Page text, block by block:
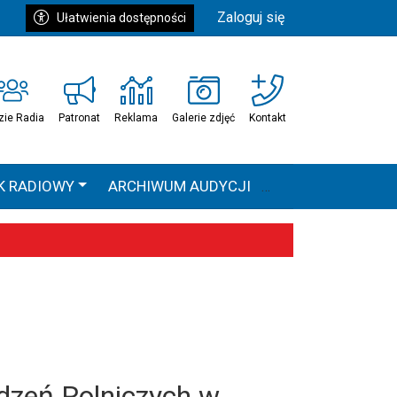
Ułatwienia dostępności Zaloguj się
Radia Patronat Reklama Galerie zdjęć Kontakt
RADIOWY ARCHIWUM AUDYCJI
HEAVEN TOUR